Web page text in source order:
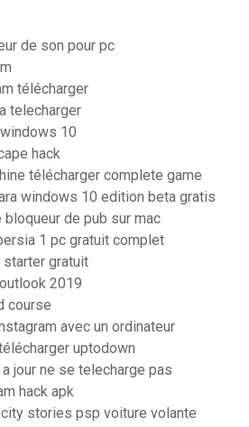
de son pour pc
télécharger
telecharger
10
hack
télécharger complete game
windows 10 edition beta gratis
de pub sur mac
1 pc gratuit complet
starter gratuit
2019
course
avec un ordinateur
uptodown
jour ne se telecharge pas
hack apk
stories psp voiture volante